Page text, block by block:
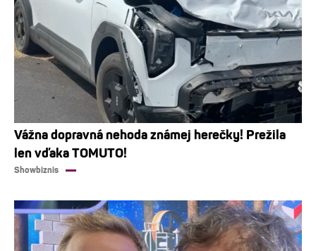
Vážna dopravná nehoda známej herečky! Prežila
len vďaka TOMUTO!
Showbiznis